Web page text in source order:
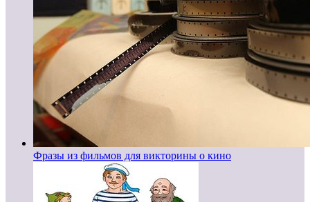
Фразы из фильмов для викторины о кино